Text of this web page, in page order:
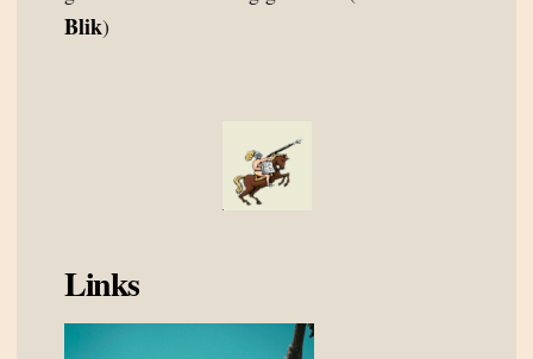
Blik)
Links